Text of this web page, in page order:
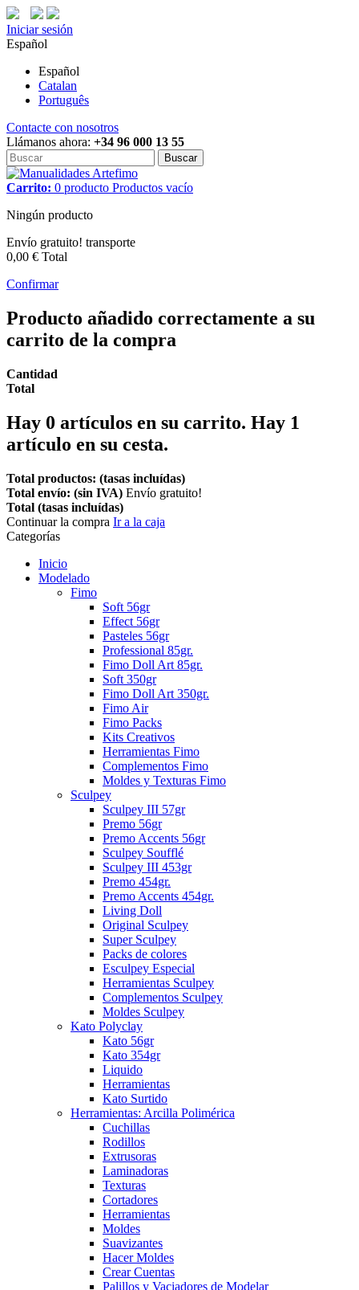
Iniciar sesión
Español
Español
Catalan
Português
Contacte con nosotros
Llámanos ahora: +34 96 000 13 55
Buscar
Carrito: 0 producto Productos vacío
Ningún producto
Envío gratuito! transporte
0,00 € Total
Confirmar
Producto añadido correctamente a su
carrito de la compra
Cantidad
Total
Hay 0 artículos en su carrito. Hay 1
artículo en su cesta.
Total productos: (tasas incluídas)
Total envío: (sin IVA) Envío gratuito!
Total (tasas incluídas)
Continuar la compra Ir a la caja
Categorías
Inicio
Modelado
Fimo
Soft 56gr
Effect 56gr
Pasteles 56gr
Professional 85gr.
Fimo Doll Art 85gr.
Soft 350gr
Fimo Doll Art 350gr.
Fimo Air
Fimo Packs
Kits Creativos
Herramientas Fimo
Complementos Fimo
Moldes y Texturas Fimo
Sculpey
Sculpey III 57gr
Premo 56gr
Premo Accents 56gr
Sculpey Soufflé
Sculpey III 453gr
Premo 454gr.
Premo Accents 454gr.
Living Doll
Original Sculpey
Super Sculpey
Packs de colores
Esculpey Especial
Herramientas Sculpey
Complementos Sculpey
Moldes Sculpey
Kato Polyclay
Kato 56gr
Kato 354gr
Liquido
Herramientas
Kato Surtido
Herramientas: Arcilla Polimérica
Cuchillas
Rodillos
Extrusoras
Laminadoras
Texturas
Cortadores
Herramientas
Moldes
Suavizantes
Hacer Moldes
Crear Cuentas
Palillos y Vaciadores de Modelar